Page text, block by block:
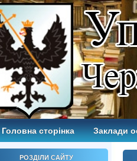
Головна сторінка Заклади
РОЗДІЛИ САЙТУ